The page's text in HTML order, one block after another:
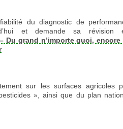
du diagnostic de
et demande sa révision
Du grand n’importe quoi, encore
sur les surfaces agricoles
», ainsi que du plan